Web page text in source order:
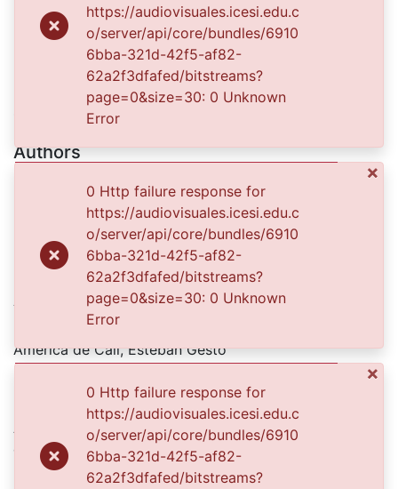
FDO025444.jpg(1008.42 KB)
FDO025444A.jpg(339.85 KB)
Authors
Publisher
Biblioteca Departamental Jorge Garcés Borrero
Abstract
En la gráfica aparece el preparador físico del equipo
América de Cali, Esteban Gesto
Reverso:Esteban Gesto preparador físico. Equipo
América. Equipo patrocinado por Colombiana" Foto
cortesia oficina de prensa de Postobón
Description
https://audiovisuales.icesi.edu.c
o/server/api/core/bundles/6910
6bba-321d-42f5-af82-
62a2f3dfafed/bitstreams?
page=0&size=30: 0 Unknown
Error
×
0 Http failure response for
https://audiovisuales.icesi.edu.c
o/server/api/core/bundles/6910
6bba-321d-42f5-af82-
62a2f3dfafed/bitstreams?
page=0&size=30: 0 Unknown
Error
×
0 Http failure response for
https://audiovisuales.icesi.edu.c
o/server/api/core/bundles/6910
6bba-321d-42f5-af82-
62a2f3dfafed/bitstreams?